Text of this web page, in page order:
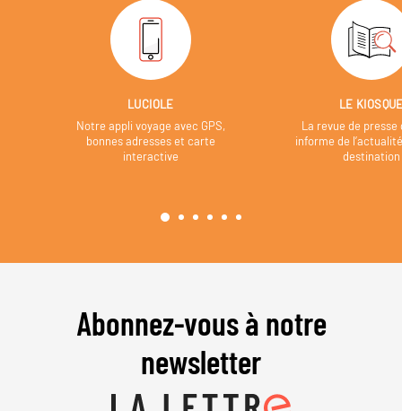
LUCIOLE
Notre appli voyage avec GPS,
bonnes adresses et carte
interactive
LE
La revue de presse
informe de
destination
Abonnez-vous à notre
newsletter